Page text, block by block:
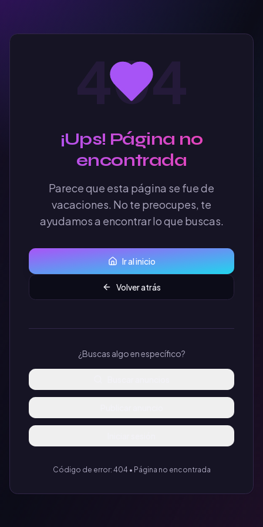
404
¡Ups! Página no
encontrada
Parece que esta página se fue de
vacaciones. No te preocupes, te
ayudamos a encontrar lo que buscas.
Ir al inicio
Volver atrás
¿Buscas algo en específico?
Código de error: 404 • Página no encontrada